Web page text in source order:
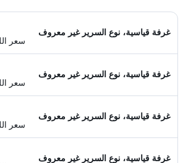
غرفة قياسية، نوع السرير غير معروف
سعر
غرفة قياسية، نوع السرير غير معروف
سعر
غرفة قياسية، نوع السرير غير معروف
سعر
غرفة قياسية، نوع السرير غير معروف